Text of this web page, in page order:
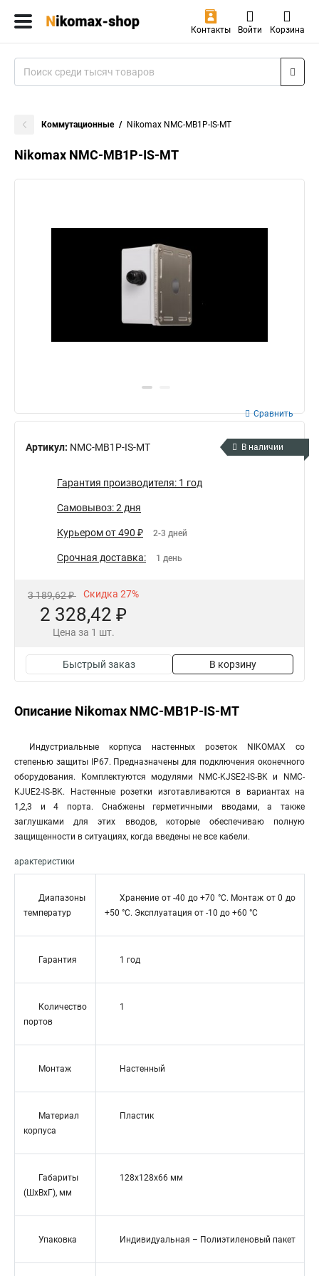
Контакты Войти Корзина
Коммутационные Nikomax NMC-MB1P-IS-MT
Nikomax NMC-MB1P-IS-MT
Артикул: NMC-MB1P-IS-MT
Сравнить
В наличии
Гарантия производителя: 1 год
Самовывоз: 2 дня
Курьером от 490 ₽ 2-3 дней
Срочная доставка: 1 день
3 189,62 ₽ Скидка 27%
2 328,42 ₽
Цена за 1 шт.
Быстрый заказ В корзину
Описание Nikomax NMC-MB1P-IS-MT
Индустриальные корпуса настенных розеток NIKOMAX со
степенью защиты IP67. Предназначены для подключения оконечного
оборудования. Комплектуются модулями NMC-KJSE2-IS-BK и NMC-
KJUE2-IS-BK. Настенные розетки изготавливаются в вариантах на
1,2,3 и 4 порта. Снабжены герметичными вводами, а также
заглушками для этих вводов, которые обеспечиваю полную
защищенности в ситуациях, когда введены не все кабели.
арактеристики
Диапазоны
температур
Хранение от -40 до +70 °C. Монтаж от 0 до
+50 °C. Эксплуатация от -10 до +60 °C
Гарантия 1 год
Количество
портов
1
Монтаж Настенный
Материал
корпуса
Пластик
Габариты
(ШхВхГ), мм
128x128x66 мм
Упаковка Индивидуальная – Полиэтиленовый пакет